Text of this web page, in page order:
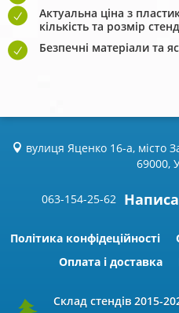
Актуальна ціна з
кількість та розмір
Безпечні матеріали та
вулиця Яценко 16-а, місто
69000,
063-154-25-62
Політика конфідеційності
Оплата і доставка
Склад стендів 2015-